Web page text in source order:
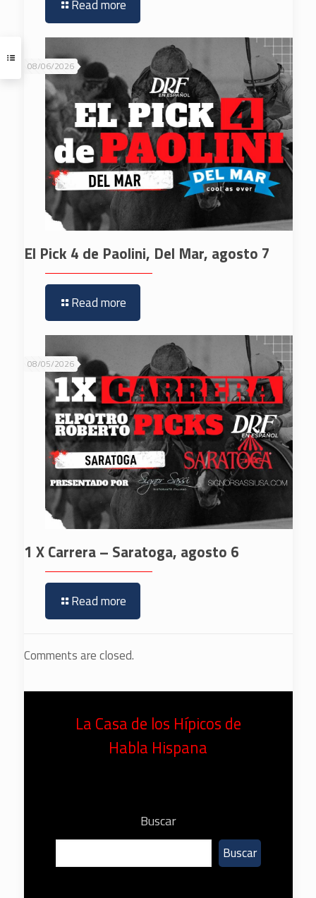
Read more
08/06/2026
El Pick 4 de Paolini, Del Mar, agosto 7
Read more
08/05/2026
1 X Carrera – Saratoga, agosto 6
Read more
Comments are closed.
La Casa de los Hípicos de
Habla Hispana
Buscar
Buscar